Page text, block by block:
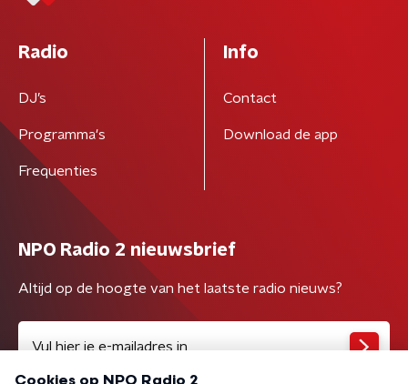
Radio
DJ’s
Programma's
Frequenties
Info
Contact
Download de app
NPO Radio 2 nieuwsbrief
Altijd op de hoogte van het laatste radio nieuws?